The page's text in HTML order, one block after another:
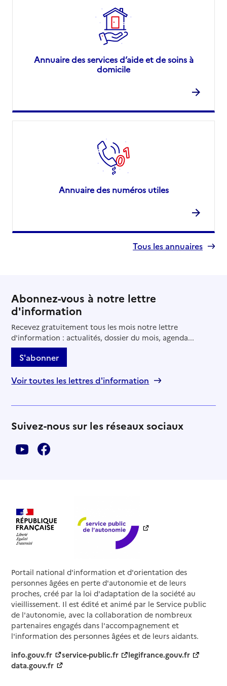
Annuaire des services d’aide et de soins à
domicile
Annuaire des numéros utiles
Tous les annuaires
Abonnez-vous à notre lettre
d'information
Recevez gratuitement tous les mois notre lettre
d'information : actualités, dossier du mois, agenda...
S'abonner
Voir toutes les lettres d'information
Suivez-nous sur les réseaux sociaux
Portail national d'information et d'orientation des
personnes âgées en perte d'autonomie et de leurs
proches, créé par la loi d'adaptation de la société au
vieillissement. Il est édité et animé par le Service public
de l'autonomie, avec la collaboration de nombreux
partenaires engagés dans l'accompagnement et
l'information des personnes âgées et de leurs aidants.
info.gouv.fr
service-public.fr
legifrance.gouv.fr
data.gouv.fr